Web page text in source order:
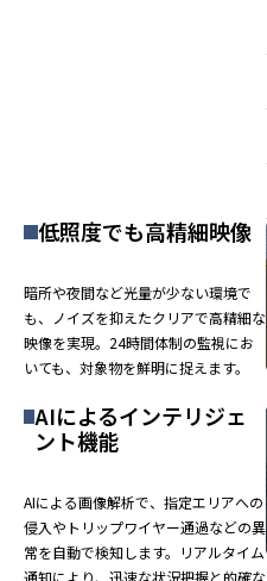
低照度でも高精細映像
暗所や夜間など光量が少ない環境で
も、ノイズを抑えたクリアで高精細な
映像を実現。24時間体制の監視にお
いても、対象物を鮮明に捉えます。
AIによるインテリジェ
ント機能
AIによる画像解析で、指定エリアへの
侵入やトリップワイヤー通過などの異
常を自動で検知します。リアルタイム
通知により、迅速な状況把握と的確な